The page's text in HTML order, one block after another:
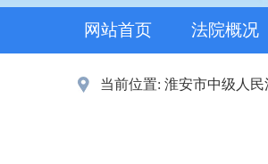
网站首页 法院概况
当前位置: 淮安市中级人民